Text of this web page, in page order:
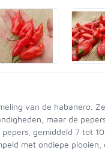
van de habanero.
maar de
gemiddeld 7 tot
met ondiepe plooien,